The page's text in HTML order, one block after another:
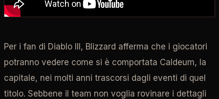
Per i fan di Diablo III, Blizzard afferma che i giocatori
potranno vedere come si è comportata Caldeum, la
capitale, nei molti anni trascorsi dagli eventi di quel
titolo. Sebbene il team non voglia rovinare i dettagli